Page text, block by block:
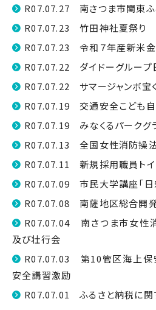
R07.07.27 南さつま市関東ふ
R07.07.23 竹田神社夏祭り
R07.07.23 令和７年産新米金
R07.07.22 ダイドーグループ
R07.07.22 サマージャンボ宝
R07.07.19 交通安全こども
R07.07.19 みなくるパークグ
R07.07.13 全国女性消防操
R07.07.11 新規採用職員ト
R07.07.09 市民大学講座「日
R07.07.08 南薩地区総合開
R07.07.04 南さつま市女性
及び壮行会
R07.07.03 第10管区海上保
安全講習激励
R07.07.01 ふるさと納税に関